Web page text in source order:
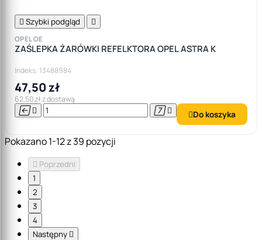
 Szybki podgląd 
OPEL OE
ZAŚLEPKA ŻARÓWKI REFELKTORA OPEL ASTRA K
Indeks: 13488984
47,50 zł
62,50 zł z dostawą
    Do koszyka
Pokazano 1-12 z 39 pozycji
 Poprzedni
1
2
3
4
Następny 